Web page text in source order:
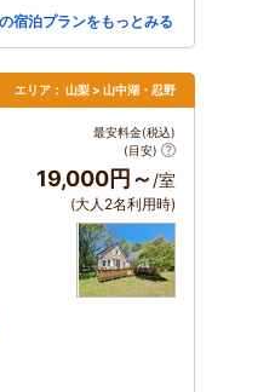
宿泊プランをもっとみる
エリア： 山梨 > 山中湖・忍野
最安料金(税込)
(目安)
19,000円～ /室
(大人2名利用時)